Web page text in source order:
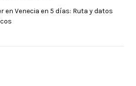
en Venecia en 5 días: Ruta y datos